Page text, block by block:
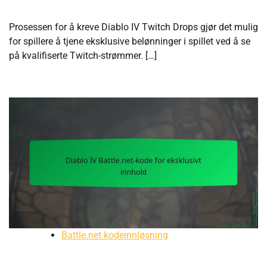
Prosessen for å kreve Diablo IV Twitch Drops gjør det mulig
for spillere å tjene eksklusive belønninger i spillet ved å se
på kvalifiserte Twitch-strømmer. […]
Battle.net kodeinnløsning